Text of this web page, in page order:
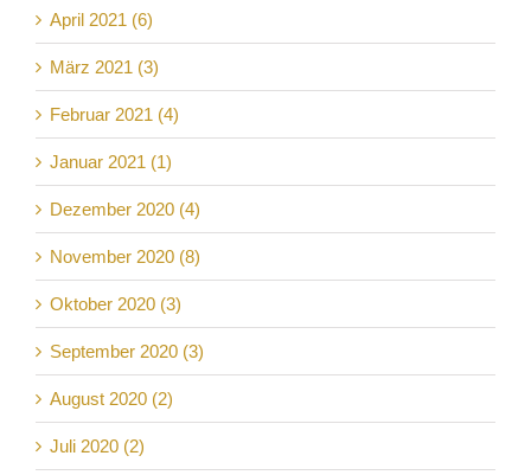
April 2021 (6)
März 2021 (3)
Februar 2021 (4)
Januar 2021 (1)
Dezember 2020 (4)
November 2020 (8)
Oktober 2020 (3)
September 2020 (3)
August 2020 (2)
Juli 2020 (2)